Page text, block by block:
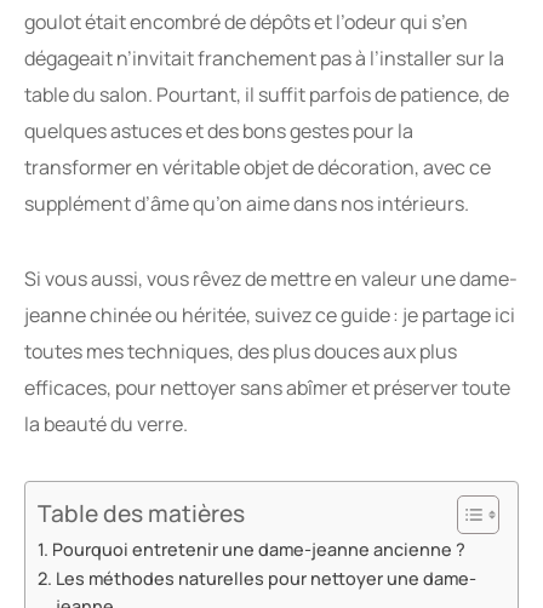
goulot était encombré de dépôts et l’odeur qui s’en
dégageait n’invitait franchement pas à l’installer sur la
table du salon. Pourtant, il suffit parfois de patience, de
quelques astuces et des bons gestes pour la
transformer en véritable objet de décoration, avec ce
supplément d’âme qu’on aime dans nos intérieurs.
Si vous aussi, vous rêvez de mettre en valeur une dame-
jeanne chinée ou héritée, suivez ce guide : je partage ici
toutes mes techniques, des plus douces aux plus
efficaces, pour nettoyer sans abîmer et préserver toute
la beauté du verre.
Table des matières
Pourquoi entretenir une dame-jeanne ancienne ?
Les méthodes naturelles pour nettoyer une dame-